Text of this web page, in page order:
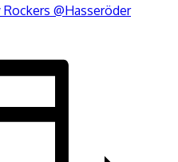
@Hasseröder